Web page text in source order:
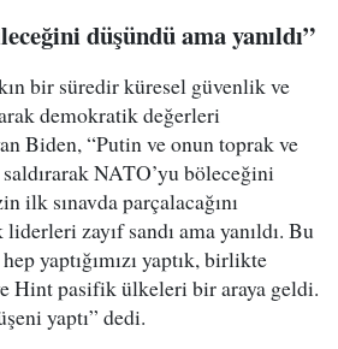
düşündü ama yanıldı”
bir süredir küresel güvenlik ve
demokratik değerleri
Biden, “Putin ve onun toprak ve
saldırarak NATO’yu böleceğini
ilk sınavda parçalacağını
zayıf sandı ama yanıldı. Bu
yaptığımızı yaptık, birlikte
Hint pasifik ülkeleri bir araya geldi.
yaptı” dedi.